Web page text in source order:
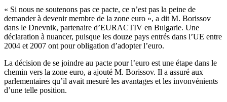
« Si nous ne soutenons pas ce pacte, ce n’est pas la peine de
demander à devenir membre de la zone euro », a dit M. Borissov
dans le Dnevnik, partenaire d’EURACTIV en Bulgarie. Une
déclaration à nuancer, puisque les douze pays entrés dans l’UE entre
2004 et 2007 ont pour obligation d’adopter l’euro.
La décision de se joindre au pacte pour l’euro est une étape dans le
chemin vers la zone euro, a ajouté M. Borissov. Il a assuré aux
parlementaires qu’il avait mesuré les avantages et les invonvénients
d’une telle position.